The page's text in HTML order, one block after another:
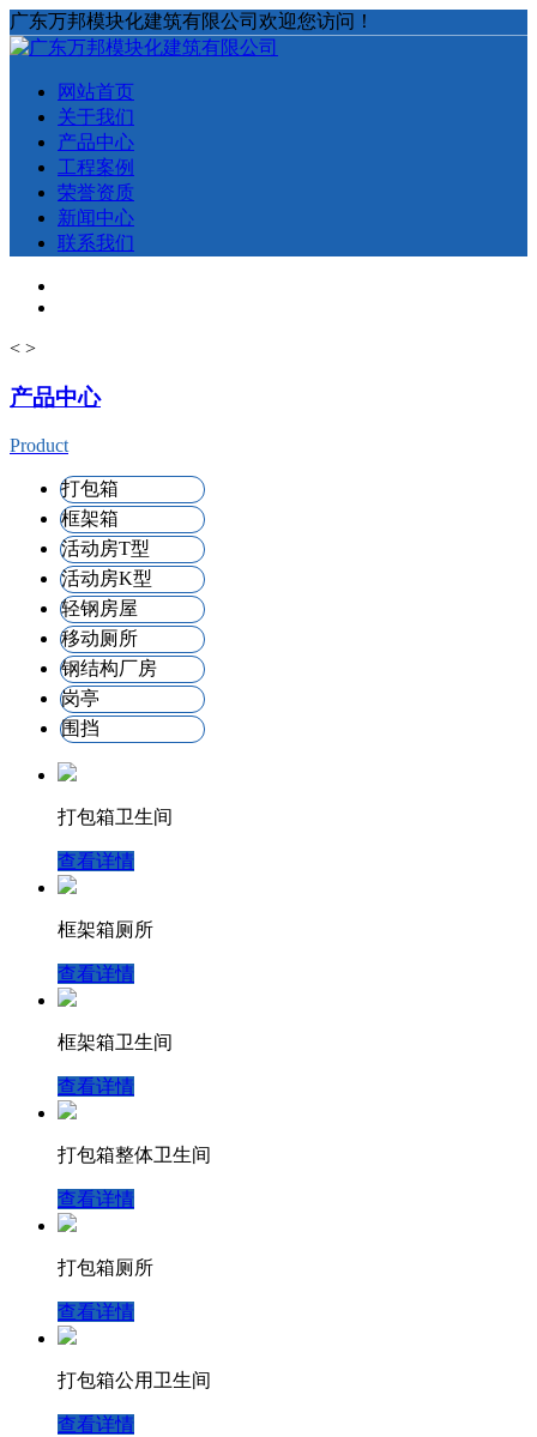
广东万邦模块化建筑有限公司欢迎您访问！
网站首页
关于我们
产品中心
工程案例
荣誉资质
新闻中心
联系我们
< >
产品中心
Product
打包箱
框架箱
活动房T型
活动房K型
轻钢房屋
移动厕所
钢结构厂房
岗亭
围挡
打包箱卫生间
查看详情
框架箱厕所
查看详情
框架箱卫生间
查看详情
打包箱整体卫生间
查看详情
打包箱厕所
查看详情
打包箱公用卫生间
查看详情